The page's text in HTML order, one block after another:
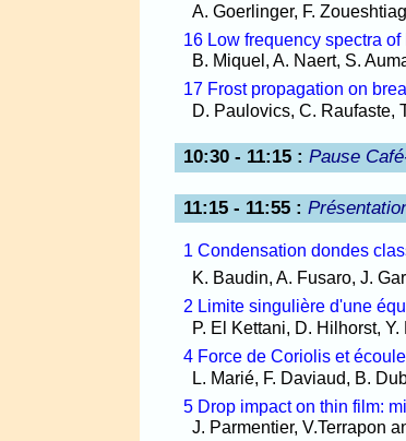
A. Goerlinger, F.
16 Low frequency spectra
B. Miquel, A. Naert, S.
17 Frost propagation on
D. Paulovics, C. Raufaste,
10:30 - 11:15 :Pause
11:15 - 11:55 :
1 Condensation dondes
K. Baudin, A. Fusaro, J.
2 Limite singulière d'une
P. El Kettani, D. Hilhorst, Y.
4 Force de Coriolis et
L. Marié, F. Daviaud, B.
5 Drop impact on thin film:
J. Parmentier, V.Terrapon